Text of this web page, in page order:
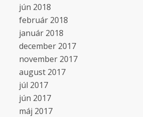
jún 2018
február 2018
január 2018
december 2017
november 2017
august 2017
júl 2017
jún 2017
máj 2017